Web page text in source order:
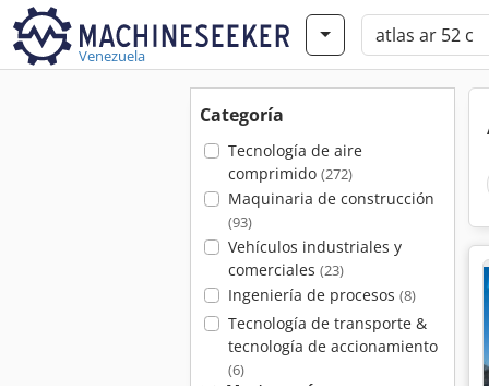
Venezuela
Categoría
Tecnología de aire
comprimido (272)
Maquinaria de construcción
(93)
Vehículos industriales y
comerciales (23)
Ingeniería de procesos (8)
Tecnología de transporte &
tecnología de accionamiento
(6)